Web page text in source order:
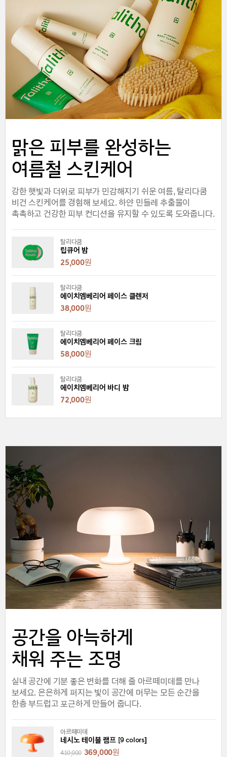
맑은 피부를 완성하는
여름철 스킨케어
강한 햇빛과 더위로 피부가 민감해지기 쉬운 여름, 탈리다쿰
비건 스킨케어를 경험해 보세요. 하얀 민들레 추출물이
촉촉하고 건강한 피부 컨디션을 유지할 수 있도록 도와줍니다.
탈리다쿰
립큐어 밤
25,000원
탈리다쿰
에이치엠베리어 페이스 클렌저
38,000원
탈리다쿰
에이치엠베리어 페이스 크림
58,000원
탈리다쿰
에이치엠베리어 바디 밤
72,000원
공간을 아늑하게
채워 주는 조명
실내 공간에 기분 좋은 변화를 더해 줄 아르떼미데를 만나
보세요. 은은하게 퍼지는 빛이 공간에 머무는 모든 순간을
한층 부드럽고 포근하게 만들어 줍니다.
아르떼미데
네시노 테이블 램프 [9 colors]
410,000 369,000원